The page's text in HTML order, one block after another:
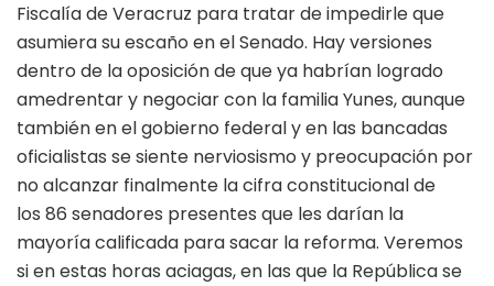
Fiscalía de Veracruz para tratar de impedirle que
asumiera su escaño en el Senado. Hay versiones
dentro de la oposición de que ya habrían logrado
amedrentar y negociar con la familia Yunes, aunque
también en el gobierno federal y en las bancadas
oficialistas se siente nerviosismo y preocupación por
no alcanzar finalmente la cifra constitucional de
los 86 senadores presentes que les darían la
mayoría calificada para sacar la reforma. Veremos
si en estas horas aciagas, en las que la República se